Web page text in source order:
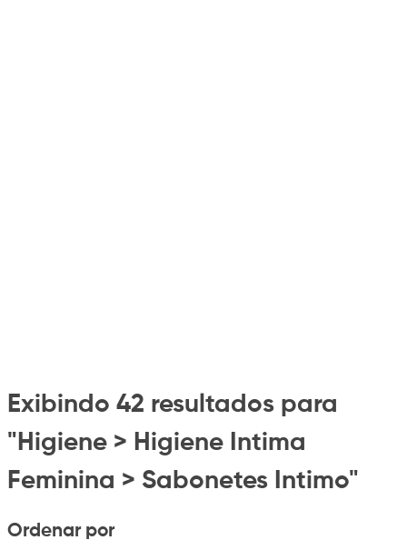
Exibindo 42 resultados para
"Higiene > Higiene Intima
Feminina > Sabonetes Intimo"
Ordenar por